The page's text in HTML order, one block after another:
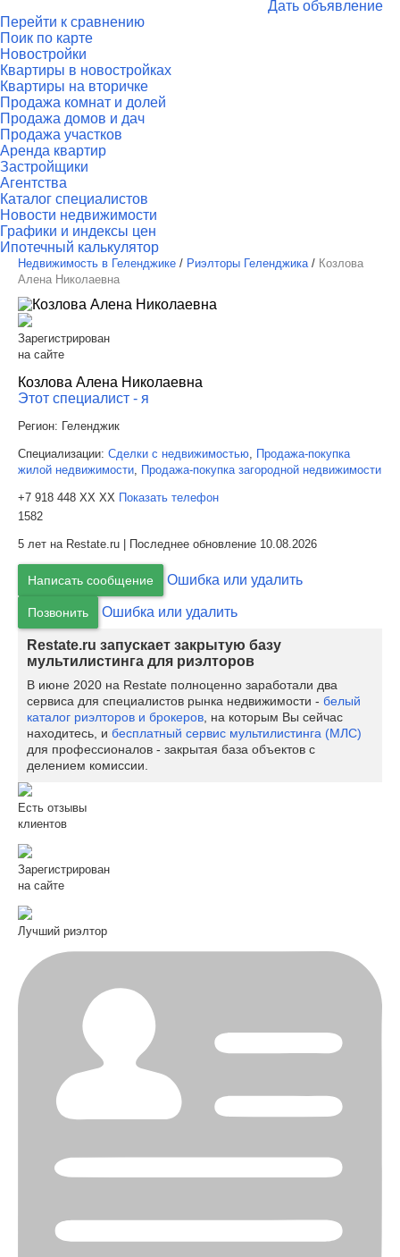
Дать объявление
Перейти к сравнению
Поик по карте
Новостройки
Квартиры в новостройках
Квартиры на вторичке
Продажа комнат и долей
Продажа домов и дач
Продажа участков
Аренда квартир
Застройщики
Агентства
Каталог специалистов
Новости недвижимости
Графики и индексы цен
Ипотечный калькулятор
Недвижимость в Геленджике / Риэлторы Геленджика / Козлова
Алена Николаевна
Зарегистрирован
на сайте
Козлова Алена Николаевна
Этот специалист - я
Регион: Геленджик
Специализации: Сделки с недвижимостью, Продажа-покупка
жилой недвижимости, Продажа-покупка загородной недвижимости
+7 918 448 XX XX Показать телефон
1582
5 лет на Restate.ru | Последнее обновление 10.08.2026
Написать сообщение Ошибка или удалить
Позвонить Ошибка или удалить
Restate.ru запускает закрытую базу
мультилистинга для риэлторов
В июне 2020 на Restate полноценно заработали два
сервиса для специалистов рынка недвижимости - белый
каталог риэлторов и брокеров , на которым Вы сейчас
находитесь, и бесплатный сервис мультилистинга (МЛС)
для профессионалов - закрытая база объектов с
делением комиссии.
Есть отзывы
клиентов
Зарегистрирован
на сайте
Лучший риэлтор